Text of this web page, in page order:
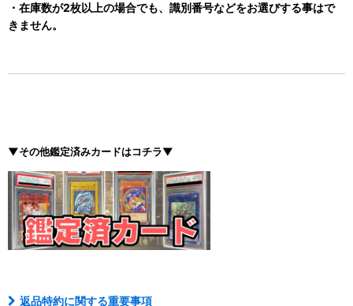
・在庫数が2枚以上の場合でも、識別番号などをお選びする事はで
きません。
▼その他鑑定済みカードはコチラ▼
返品特約に関する重要事項